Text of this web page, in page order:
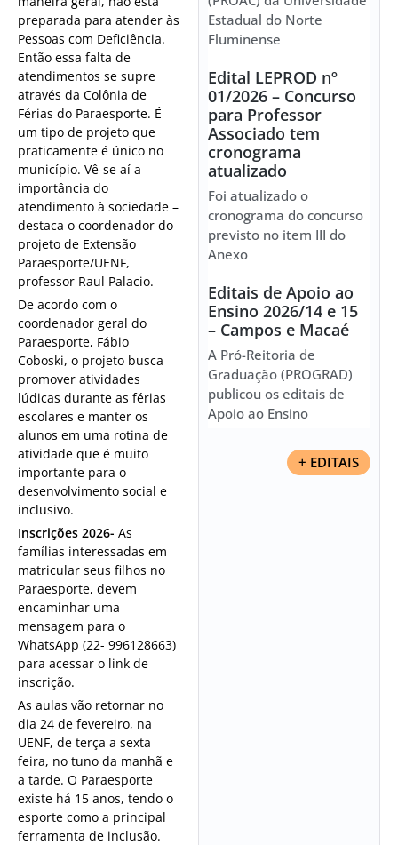
preparada para atender às
Pessoas com Deficiência.
Então essa falta de
atendimentos se supre
através da Colônia de
Férias do Paraesporte. É
um tipo de projeto que
praticamente é único no
município. Vê-se aí a
importância do
atendimento à sociedade –
destaca o coordenador do
projeto de Extensão
Paraesporte/UENF,
professor Raul Palacio.
De acordo com o
coordenador geral do
Paraesporte, Fábio
Coboski, o projeto busca
promover atividades
lúdicas durante as férias
escolares e manter os
alunos em uma rotina de
atividade que é muito
importante para o
desenvolvimento social e
inclusivo.
Inscrições 2026- As
famílias interessadas em
matricular seus filhos no
Paraesporte, devem
encaminhar uma
mensagem para o
WhatsApp (22- 996128663)
para acessar o link de
inscrição.
As aulas vão retornar no
dia 24 de fevereiro, na
UENF, de terça a sexta
feira, no tuno da manhã e
a tarde. O Paraesporte
existe há 15 anos, tendo o
esporte como a principal
ferramenta de inclusão.
Estadual do Norte
Fluminense
Edital LEPROD nº
01/2026 – Concurso
para Professor
Associado tem
cronograma
atualizado
Foi atualizado o
cronograma do concurso
previsto no item III do
Anexo
Editais de Apoio ao
Ensino 2026/14 e 15
– Campos e Macaé
A Pró-Reitoria de
Graduação (PROGRAD)
publicou os editais de
Apoio ao Ensino
+ EDITAIS